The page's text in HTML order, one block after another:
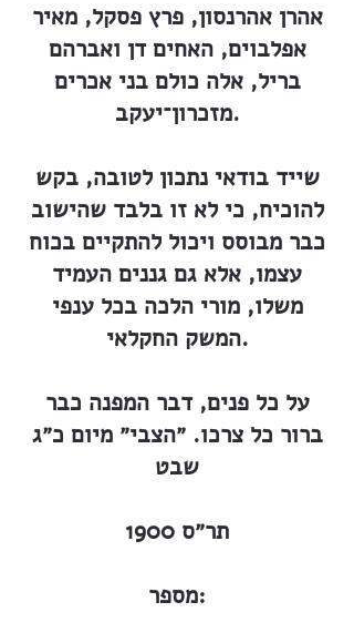
אהרן אהרנסון, פרץ פסקל, מאיר
אפלבוים, האחים דן ואברהם
בריל, אלה כולם בני אכרים
מזכרון־יעקב.
שייד בודאי נתכון לטובה, בקש
להוכיח, כי לא זו בלבד שהישוב
כבר מבוסס ויכול להתקיים בכוח
עצמו, אלא גם גננים העמיד
משלו, מורי הלכה בכל ענפי
המשק החקלאי.
על כל פנים, דבר המפנה כבר
ברור כל צרכו. ״הצבי״ מיום כ״ג
שבט
תר״ס 1900
מספר: